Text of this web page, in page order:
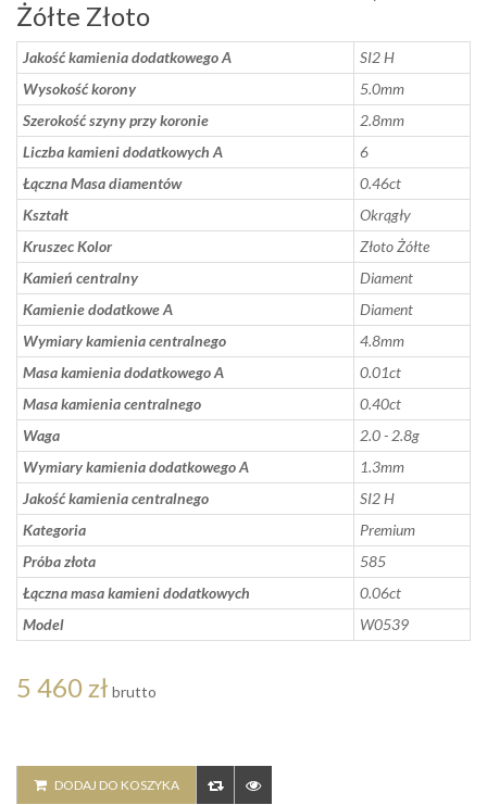
Żółte Złoto
Jakość kamienia dodatkowego A
SI2 H
Wysokość korony
5.0mm
Szerokość szyny przy koronie
2.8mm
Liczba kamieni dodatkowych A
6
Łączna Masa diamentów
0.46ct
Kształt
Okrągły
Kruszec Kolor
Złoto Żółte
Kamień centralny
Diament
Kamienie dodatkowe A
Diament
Wymiary kamienia centralnego
4.8mm
Masa kamienia dodatkowego A
0.01ct
Masa kamienia centralnego
0.40ct
Waga
2.0 - 2.8g
Wymiary kamienia dodatkowego A
1.3mm
Jakość kamienia centralnego
SI2 H
Kategoria
Premium
Próba złota
585
Łączna masa kamieni dodatkowych
0.06ct
Model
W0539
5 460 zł brutto
DODAJ DO KOSZYKA